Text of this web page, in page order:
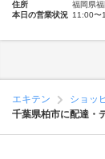
住所
福岡県
本日の営業状況 11:00〜
エキテン ショッ
千葉県柏市に配達・